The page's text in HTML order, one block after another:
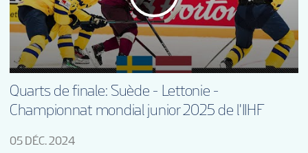
Quarts de finale: Suède - Lettonie -
Championnat mondial junior 2025 de l'IIHF
05 DÉC. 2024